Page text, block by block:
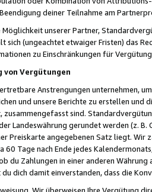
deiner Teilnahme am
unserer Partner,
sich (ungeachtet etwaiger Fristen) das
zu Einschränkungen für
von Vergütungen
Anstrengungen unternehmen,
und unsere Berichte zu erstellen und
zusammengefasst sind.
Landeswährung gerundet werden (z.
Preiskarte angegebenen Satz liegt.
60 Tage nach Ende jedes
du Zahlungen in einer anderen
dich damit einverstanden, dass die
Wir überweisen Ihre Vergütung